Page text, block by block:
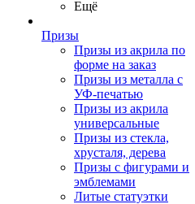
Ещё
Призы
Призы из акрила по
форме на заказ
Призы из металла с
УФ-печатью
Призы из акрила
универсальные
Призы из стекла,
хрусталя, дерева
Призы с фигурами и
эмблемами
Литые статуэтки